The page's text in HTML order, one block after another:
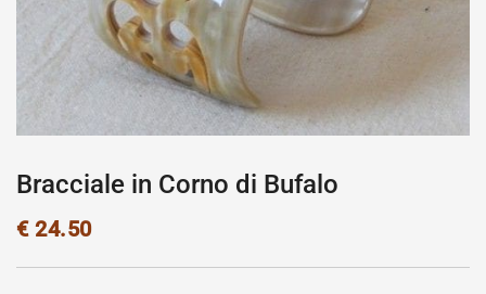
Bracciale in Corno di Bufalo
€24.50